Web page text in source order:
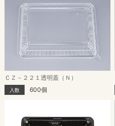
ＣＺ－２２１透明蓋（Ｎ）
入数 600個